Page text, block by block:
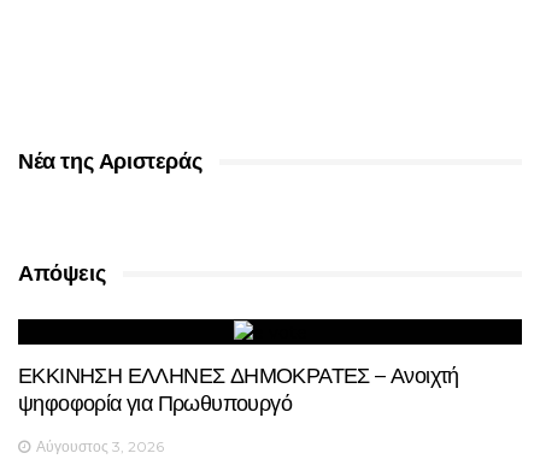
Νέα της Αριστεράς
Απόψεις
ΕΚΚΙΝΗΣΗ ΕΛΛΗΝΕΣ ΔΗΜΟΚΡΑΤΕΣ – Ανοιχτή
ψηφοφορία για Πρωθυπουργό
Αύγουστος 3, 2026